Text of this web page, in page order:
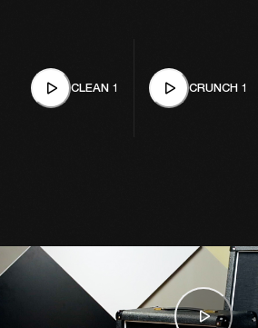
CLEAN 1 CRUNCH 1